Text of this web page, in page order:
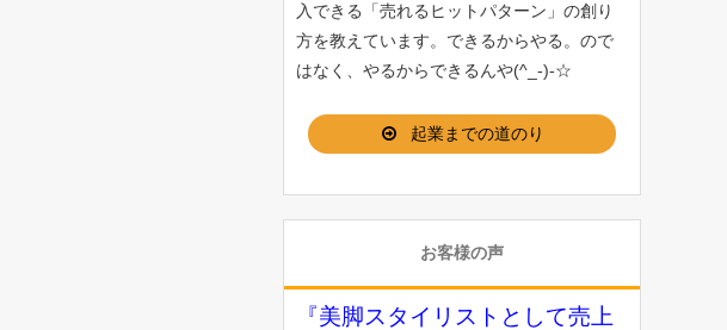
入できる「売れるヒットパターン 」の創り
方を教えています。できるからやる。ので
はなく、やるからできるんや(^_-)-☆
起業までの道のり
お客様の声
『美脚スタイリストとして売上